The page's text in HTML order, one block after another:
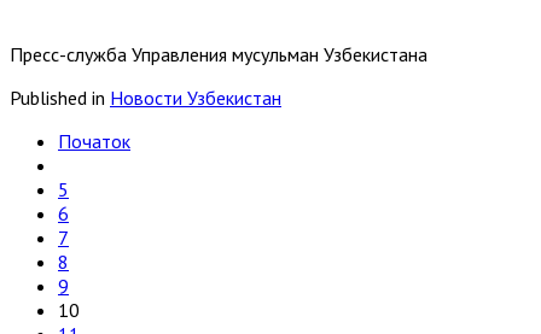
Пресс-служба Управления мусульман Узбекистана
Published in Новости Узбекистан
Початок
5
6
7
8
9
10